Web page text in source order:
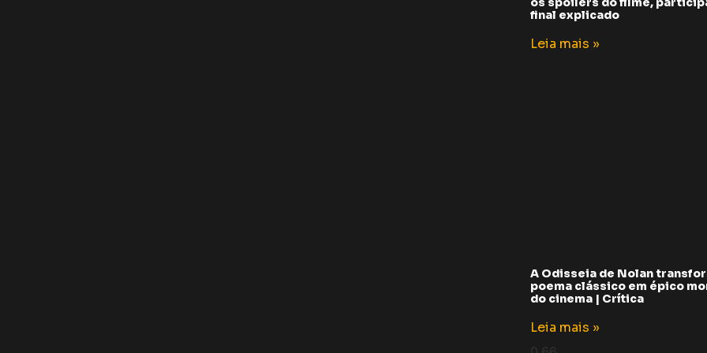
final explicado
Leia mais »
A Odisseia de Nolan
poema clássico em épico
do cinema | Crítica
Leia mais »